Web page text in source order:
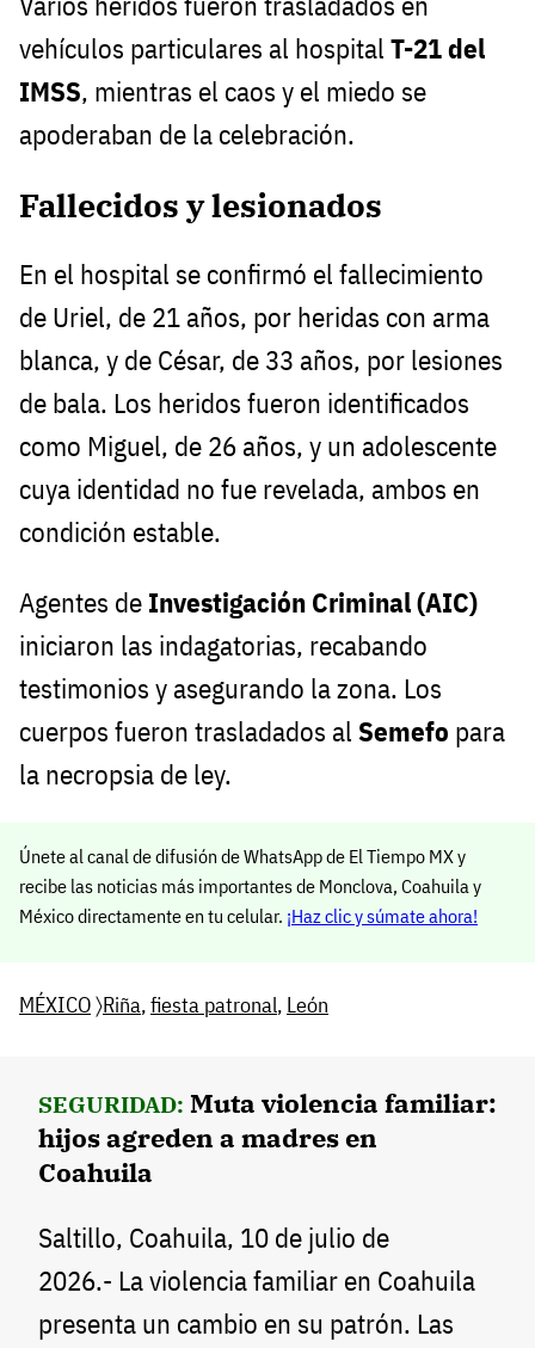
vehículos particulares al hospital T-21 del
IMSS, mientras el caos y el miedo se
apoderaban de la celebración.
Fallecidos y lesionados
En el hospital se confirmó el fallecimiento
de Uriel, de 21 años, por heridas con arma
blanca, y de César, de 33 años, por lesiones
de bala. Los heridos fueron identificados
como Miguel, de 26 años, y un adolescente
cuya identidad no fue revelada, ambos en
condición estable.
Agentes de Investigación Criminal (AIC)
iniciaron las indagatorias, recabando
testimonios y asegurando la zona. Los
cuerpos fueron trasladados al Semefo para
la necropsia de ley.
Únete al canal de difusión de WhatsApp de El Tiempo MX y
recibe las noticias más importantes de Monclova, Coahuila y
México directamente en tu celular. ¡Haz clic y súmate ahora!
MÉXICO〉Riña,fiesta patronal, León
SEGURIDAD: Muta violencia familiar:
hijos agreden a madres en
Coahuila
Saltillo, Coahuila, 10 de julio de
2026.- La violencia familiar en Coahuila
presenta un cambio en su patrón. Las